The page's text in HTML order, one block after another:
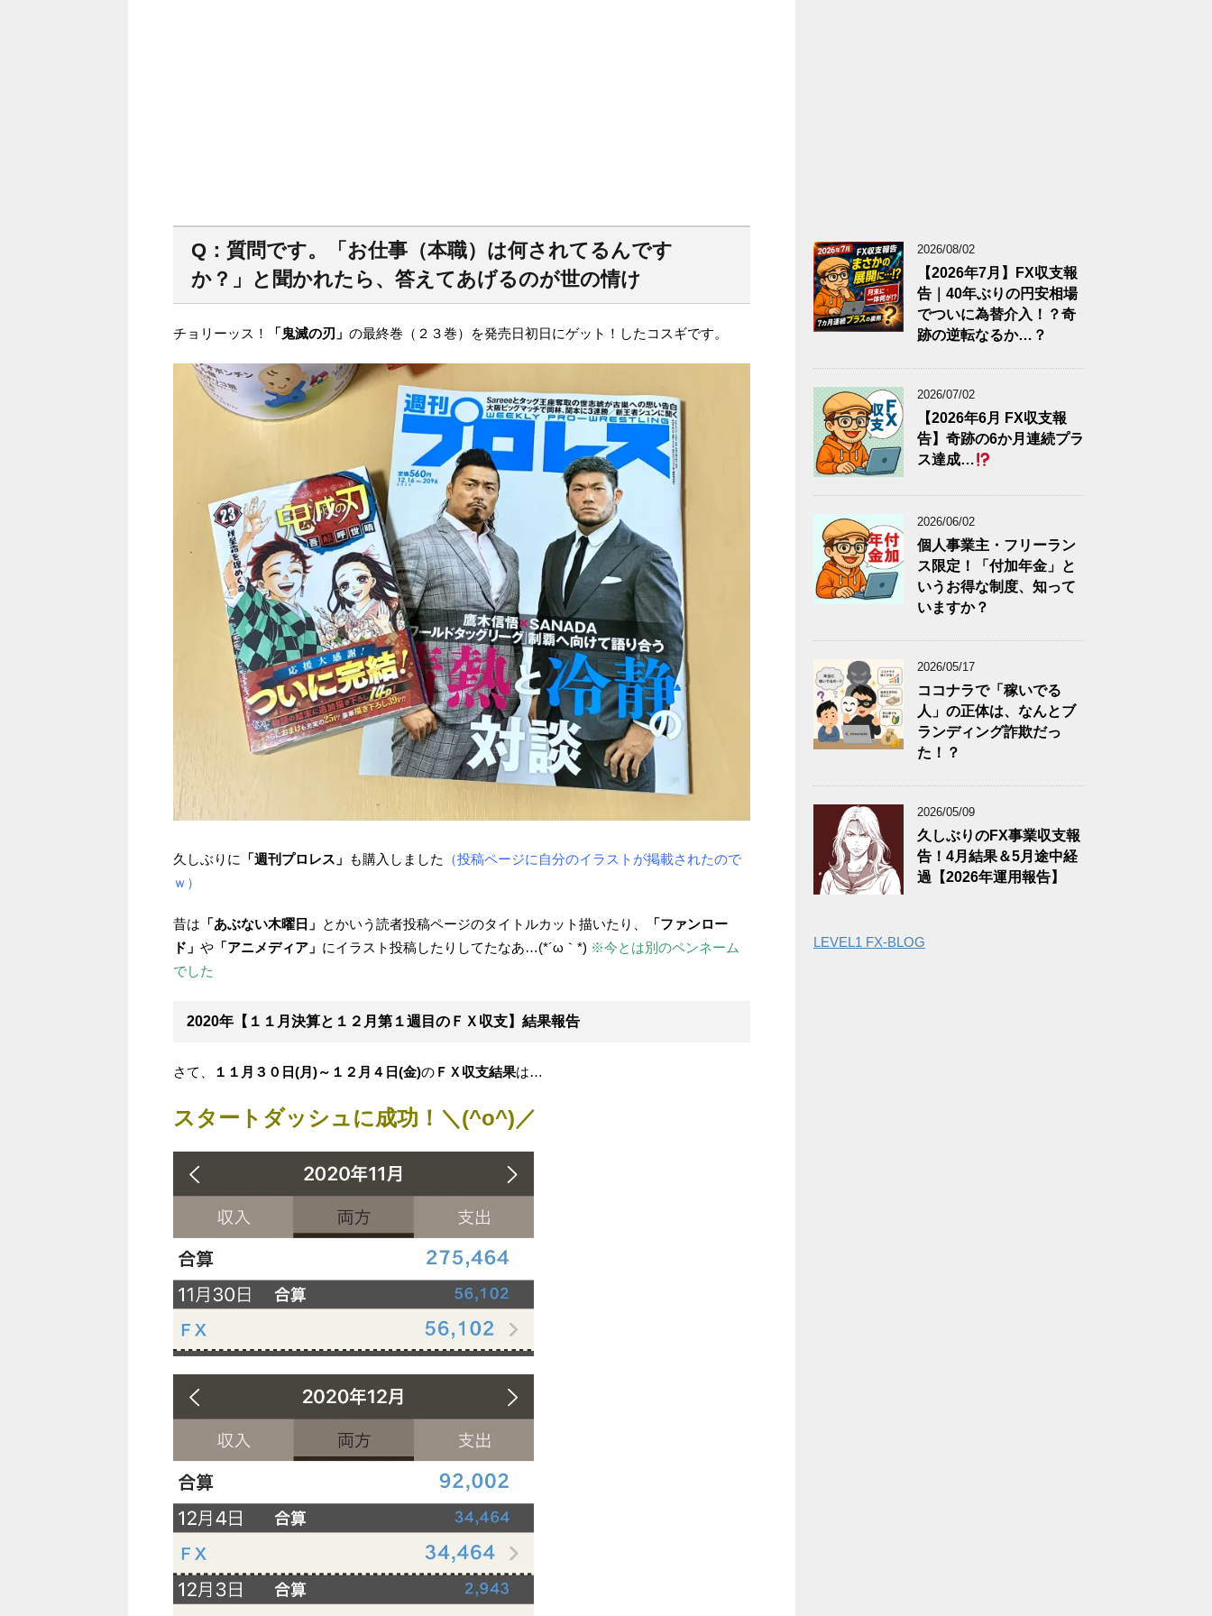
Q：質問です。「お仕事（本職）は何されてるんです
か？」と聞かれたら、答えてあげるのが世の情け
チョリーッス！ 「鬼滅の刃」 の最終巻（２３巻）を発売日初日にゲット！したコスギです。
久しぶりに 「週刊プロレス」 も購入しました
（投稿ページに自分のイラストが掲載されたので
ｗ）
昔は 「あぶない木曜日」 とかいう読者投稿ページのタイトルカット描いたり、
「ファンロー
ド」 や 「アニメディア」 にイラスト投稿したりしてたなあ…(*´ω｀*) ※今とは別のペンネーム
でした
2020年【１１月決算と１２月第１週目のＦＸ収支】結果報告
さて、 １１月３０日(月)～１２月４日(金)の ＦＸ収支結果は…
スタートダッシュに成功！＼(^o^)／
2026/08/02
【2026年7月】FX収支報
告｜40年ぶりの円安相場
でついに為替介入！？奇
跡の逆転なるか…？
2026/07/02
【2026年6月 FX収支報
告】奇跡の6か月連続プラ
ス達成…
2026/06/02
個人事業主・フリーラン
ス限定！「付加年金」と
いうお得な制度、知って
いますか？
2026/05/17
ココナラで「稼いでる
人」の正体は、なんとブ
ランディング詐欺だっ
た！？
2026/05/09
久しぶりのFX事業収支報
告！4月結果＆5月途中経
過【2026年運用報告】
LEVEL1 FX-BLOG